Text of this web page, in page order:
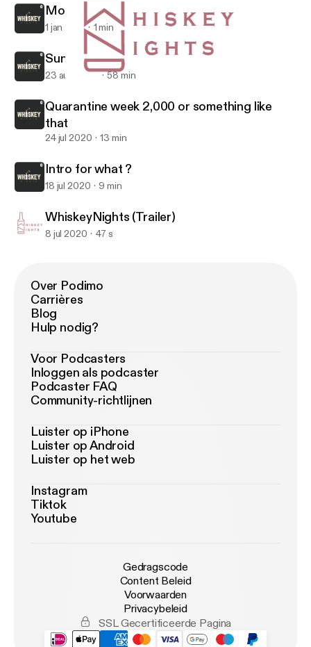
WhiskeyNights
More to Come...
1 jan 2021 1 min
Sunday Funday😜
23 aug 2020 58 min
Quarantine week 2,000 or something like
that
24 jul 2020 13 min
Intro for what ?
18 jul 2020 9 min
WhiskeyNights (Trailer)
8 jul 2020 47 s
Over Podimo
Carrières
Blog
Hulp nodig?
Voor Podcasters
Inloggen als podcaster
Podcaster FAQ
Community-richtlijnen
Luister op iPhone
Luister op Android
Luister op het web
Instagram
Tiktok
Youtube
Gedragscode
Content Beleid
Voorwaarden
Privacybeleid
SSL Gecertificeerde Pagina